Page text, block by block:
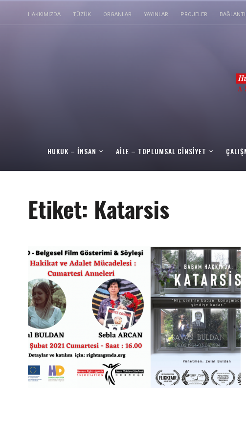
HAKKIMIZDA TÜZÜK ORGANLAR YAYINLAR PROJELER
HUKUK – İNSAN AILE – TOPLUMSAL CINSIYET
Etiket: Katarsis